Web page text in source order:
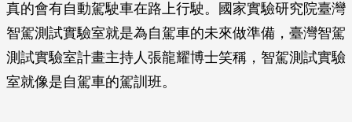
真的會有自動駕駛車在路上行駛。國家實驗研究院臺灣
智駕測試實驗室就是為自駕車的未來做準備，臺灣智駕
測試實驗室計畫主持人張龍耀博士笑稱，智駕測試實驗
室就像是自駕車的駕訓班。